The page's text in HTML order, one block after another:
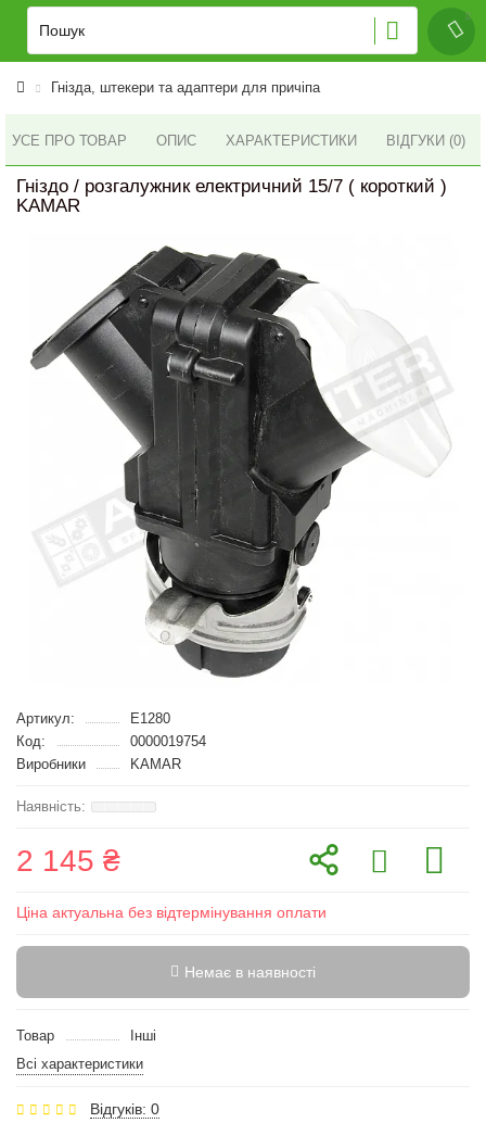
Гнізда, штекери та адаптери для причіпа
УСЕ ПРО ТОВАР ОПИС ХАРАКТЕРИСТИКИ ВІДГУКИ (0)
Гніздо / розгалужник електричний 15/7 ( короткий )
KAMAR
Артикул:
E1280
Код:
0000019754
Виробники
KAMAR
2 145 ₴
Ціна актуальна без відтермінування оплати
Немає в наявності
Товар
Інші
Всі характеристики
Відгуків: 0